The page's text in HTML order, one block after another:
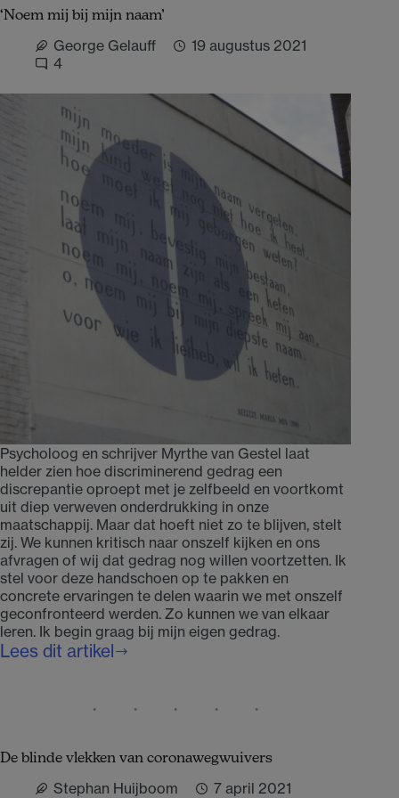
maken
‘Noem mij bij mijn naam’
George Gelauff
19 augustus 2021
4
Psycholoog en schrijver Myrthe van Gestel laat
helder zien hoe discriminerend gedrag een
discrepantie oproept met je zelfbeeld en voortkomt
uit diep verweven onderdrukking in onze
maatschappij. Maar dat hoeft niet zo te blijven, stelt
zij. We kunnen kritisch naar onszelf kijken en ons
afvragen of wij dat gedrag nog willen voortzetten. Ik
stel voor deze handschoen op te pakken en
concrete ervaringen te delen waarin we met onszelf
geconfronteerd werden. Zo kunnen we van elkaar
leren. Ik begin graag bij mijn eigen gedrag.
Lees dit artikel
‘Noem
De blinde vlekken van coronawegwuivers
Stephan Huijboom
7 april 2021